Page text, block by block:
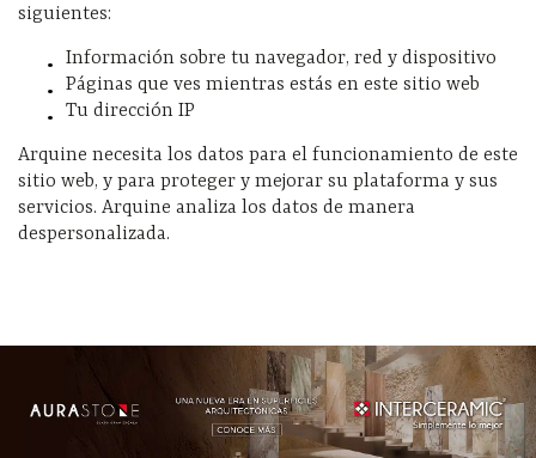
siguientes:
Información sobre tu navegador, red y dispositivo
Páginas que ves mientras estás en este sitio web
Tu dirección IP
Arquine necesita los datos para el funcionamiento de este
sitio web, y para proteger y mejorar su plataforma y sus
servicios. Arquine analiza los datos de manera
despersonalizada.